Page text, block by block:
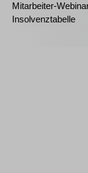
Mitarbeiter-
Insolvenztabelle